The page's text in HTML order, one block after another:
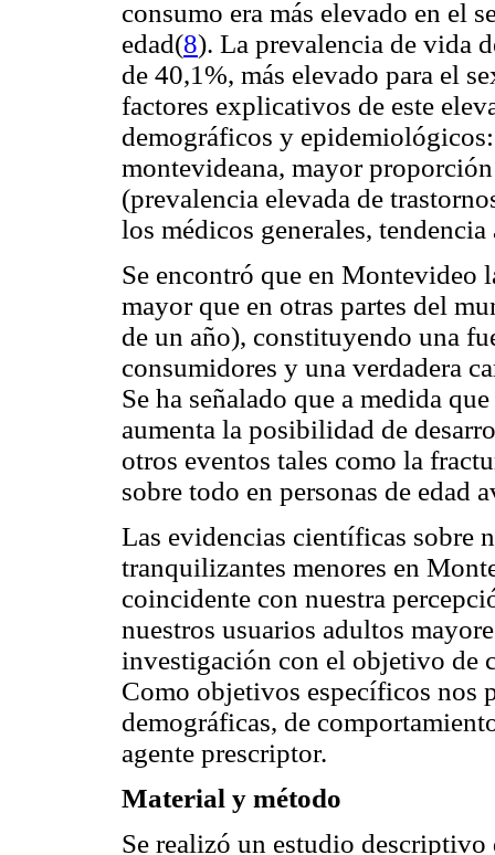
consumo era más elevado en el
edad(8). La prevalencia de vida
de 40,1%, más elevado para el
factores explicativos de este
demográficos y
montevideana, mayor
(prevalencia elevada de
los médicos generales,
Se encontró que en Montevideo
mayor que en otras partes del
de un año), constituyendo una
consumidores y una verdadera
Se ha señalado que a medida
aumenta la posibilidad de
otros eventos tales como la
sobre todo en personas de edad
Las evidencias científicas sobre
tranquilizantes menores en
coincidente con nuestra
nuestros usuarios adultos
investigación con el objetivo de
Como objetivos específicos nos
demográficas, de
agente prescriptor.
Material y método
Se realizó un estudio